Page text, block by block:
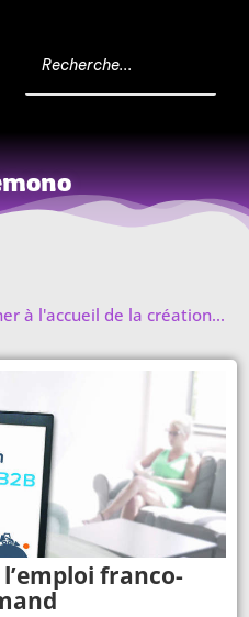
à l'accueil de la création...
franco-